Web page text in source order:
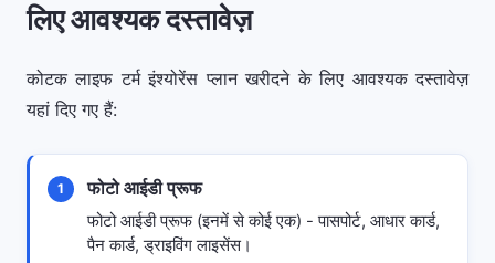
लिए आवश्यक दस्तावेज़
कोटक लाइफ टर्म इंश्योरेंस प्लान खरीदने के लिए आवश्यक दस्तावेज़
यहां दिए गए हैं:
1 फोटो आईडी प्रूफ
फोटो आईडी प्रूफ (इनमें से कोई एक) - पासपोर्ट, आधार कार्ड,
पैन कार्ड, ड्राइविंग लाइसेंस।